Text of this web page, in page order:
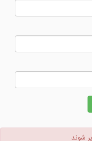
شوند